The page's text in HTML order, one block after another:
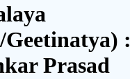
:
Prasad